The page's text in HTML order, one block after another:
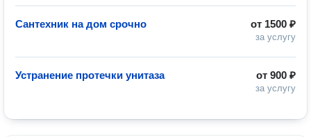
от 1500 ₽
за услугу
Сантехник на дом срочно
от 900 ₽
за услугу
Устранение протечки унитаза